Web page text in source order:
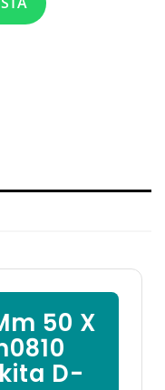
50 X
D-